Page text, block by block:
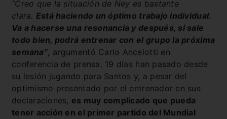
“Creo que la situación de Ney es bastante
clara. Está haciendo un óptimo trabajo individual.
Va a hacerse una resonancia y después, si sale
todo bien, podrá entrenar con el grupo la próxima
semana”, argumentó Carlo Ancelotti en
conferencia de prensa. 19 días han pasado desde
su lesión jugando para Santos y, a pesar del
optimismo presentado por el entrenador en sus
declaraciones, es muy complicado que pueda
tener acción en el primer partido del Mundial